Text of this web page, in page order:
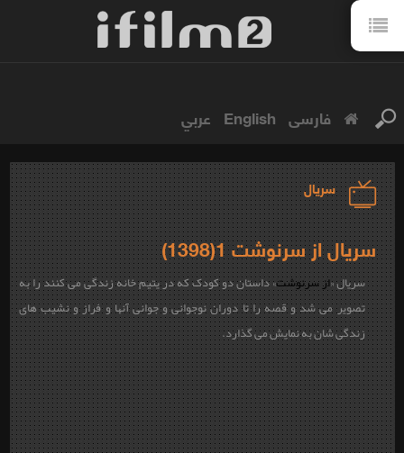
فارسی English عربي
سریال
سریال از سرنوشت 1(1398)
سریال «از سرنوشت» داستان دو کودک که در یتیم خانه زندگی می کنند را به
تصویر می شد و قصه را تا دوران نوجوانی و جوانی آنها و فراز و نشیب های
زندگی شان به نمایش می گذارد.